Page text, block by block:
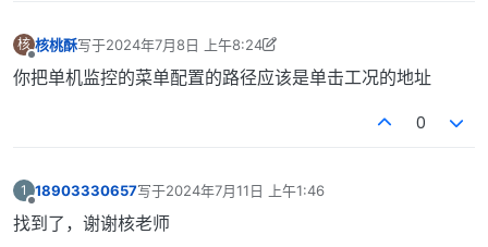
核 核桃酥写于2024年7月8日 上午8:24
最后由 核桃酥 编辑 2024年7月8日 下午4:27
你把单机监控的菜单配置的路径应该是单击工况的地址
0
1 18903330657写于2024年7月11日 上午1:46
最后由 编辑
找到了，谢谢核老师